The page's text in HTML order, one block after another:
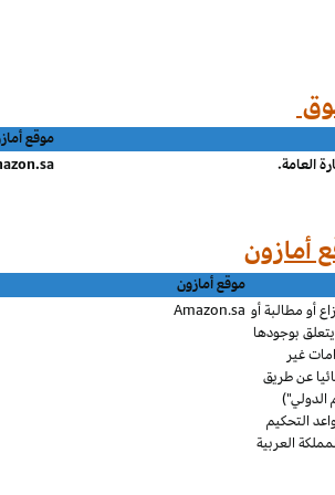
موقع
العامة.
موقع أمازون
أو مطالبة أو
بوجودها
غير
عن طريق
الدولي")
التحكيم
العربية
Amazon.sa